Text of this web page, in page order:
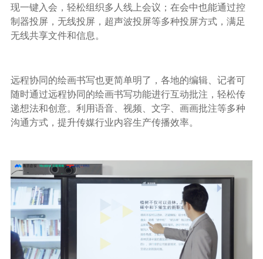
现一键入会，轻松组织多人线上会议；在会中也能通过控
制器投屏，无线投屏，超声波投屏等多种投屏方式，满足
无线共享文件和信息。
远程协同的绘画书写也更简单明了，各地的编辑、记者可
随时通过远程协同的绘画书写功能进行互动批注，轻松传
递想法和创意。利用语音、视频、文字、画画批注等多种
沟通方式，提升传媒行业内容生产传播效率。